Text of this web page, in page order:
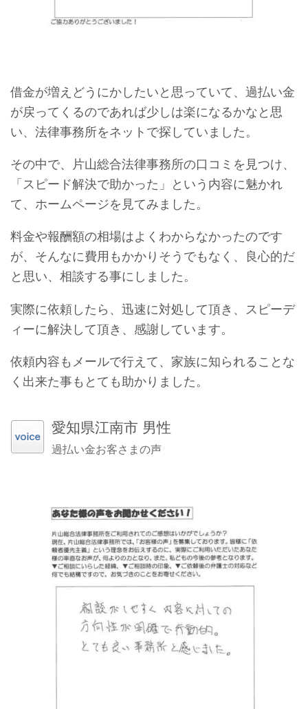
借金が増えどうにかしたいと思っていて、過払い金
が戻ってくるのであれば少しは楽になるかなと思
い、法律事務所をネットで探していました。
その中で、片山総合法律事務所の口コミを見つけ、
「スピード解決で助かった」という内容に魅かれ
て、ホームページを見てみました。
料金や報酬額の相場はよくわからなかったのです
が、そんなに費用もかかりそうでもなく、良心的だ
と思い、相談する事にしました。
実際に依頼したら、迅速に対処して頂き、スピーデ
ィーに解決して頂き、感謝しています。
依頼内容もメールで行えて、家族に知られることな
く出来た事もとても助かりました。
愛知県江南市 男性
過払い金お客さまの声